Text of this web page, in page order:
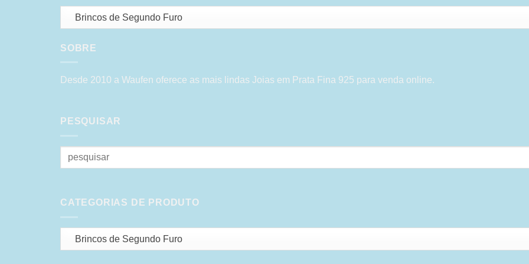
Brincos de Segundo Furo
SOBRE
Desde 2010 a Waufen oferece as mais lindas Joias em Prata Fina 925 para venda online.
PESQUISAR
Pesquisar
por:
CATEGORIAS DE PRODUTO
Brincos de Segundo Furo